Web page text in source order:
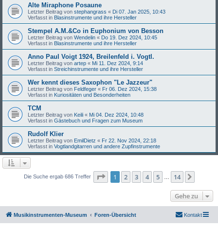
Alte Miraphone Posaune
Letzter Beitrag von stephangrass « Di 07. Jan 2025, 10:43
Verfasst in Blasinstrumente und ihre Hersteller
Stempel A.M.&Co in Euphonium von Besson
Letzter Beitrag von Wendelin « Do 19. Dez 2024, 10:45
Verfasst in Blasinstrumente und ihre Hersteller
Anno Paul Voigt 1924, Breilenfeld i. Vogtl.
Letzter Beitrag von artep « Mi 11. Dez 2024, 9:14
Verfasst in Streichinstrumente und ihre Hersteller
Wer kennt dieses Saxophon "Le Jazzeur"
Letzter Beitrag von Feldfeger « Fr 06. Dez 2024, 15:38
Verfasst in Kuriositäten und Besonderheiten
TCM
Letzter Beitrag von Keili « Mi 04. Dez 2024, 10:48
Verfasst in Gästebuch und Fragen zum Museum
Rudolf Klier
Letzter Beitrag von EmilDietz « Fr 22. Nov 2024, 22:18
Verfasst in Vogtlandgitarren und andere Zupfinstrumente
Die Suche ergab 686 Treffer Seite 1von 14
1 2 3 4 5 14
Gehe zu
Musikinstrumenten-Museum Foren-Übersicht Kontakt